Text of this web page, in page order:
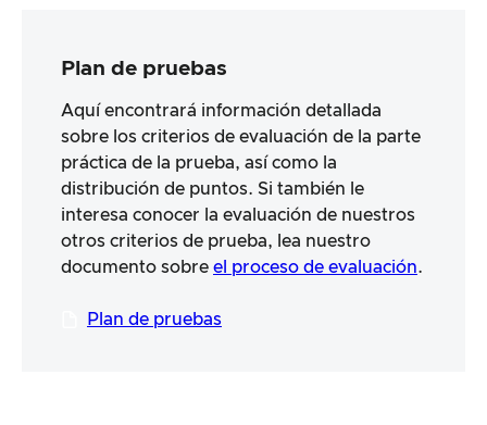
Plan de pruebas
Aquí encontrará información detallada
sobre los criterios de evaluación de la parte
práctica de la prueba, así como la
distribución de puntos. Si también le
interesa conocer la evaluación de nuestros
otros criterios de prueba, lea nuestro
documento sobre el proceso de evaluación.
Plan de pruebas